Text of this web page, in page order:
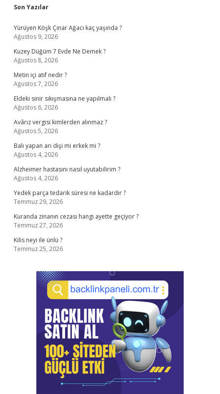
Sidebar
Son Yazılar
Yürüyen Köşk Çınar Ağacı kaç yaşında ?
Ağustos 9, 2026
Kuzey Düğüm 7 Evde Ne Demek ?
Ağustos 8, 2026
Metin içi atıf nedir ?
Ağustos 7, 2026
Eldeki sinir sıkışmasına ne yapılmalı ?
Ağustos 6, 2026
Avârız vergisi kimlerden alınmaz ?
Ağustos 5, 2026
Balı yapan arı dişi mi erkek mi ?
Ağustos 4, 2026
Alzheimer hastasını nasıl uyutabilirim ?
Ağustos 4, 2026
Yedek parça tedarik süresi ne kadardır ?
Temmuz 29, 2026
Kuranda zinanın cezası hangi ayette geçiyor ?
Temmuz 27, 2026
Kilis neyi ile ünlü ?
Temmuz 25, 2026